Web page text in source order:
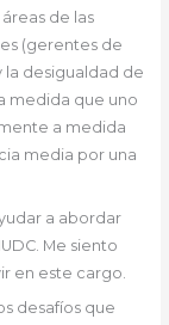
de las
(gerentes de
la desigualdad de
medida que uno
a medida
media por una
a abordar
Me siento
en este cargo.
desafíos que